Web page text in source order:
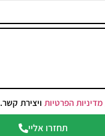
מדיניות הפרטיות ויצירת קשר.
תחזרו אליי